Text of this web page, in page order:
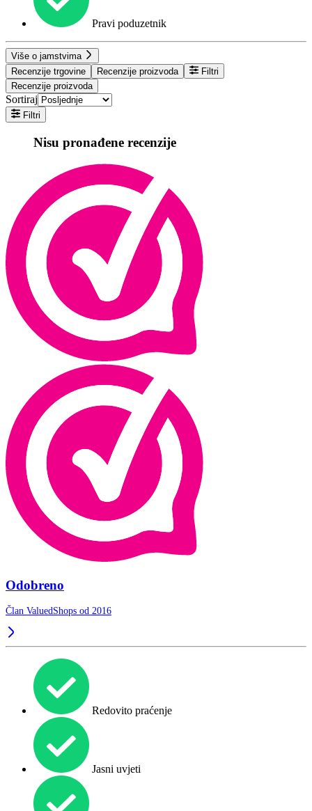
Pravi poduzetnik
Više o jamstvima
Recenzije trgovine
Recenzije proizvoda
Filtri
Recenzije proizvoda
Sortiraj
Filtri
Nisu pronađene recenzije
Odobreno
Član ValuedShops od 2016
Redovito praćenje
Jasni uvjeti